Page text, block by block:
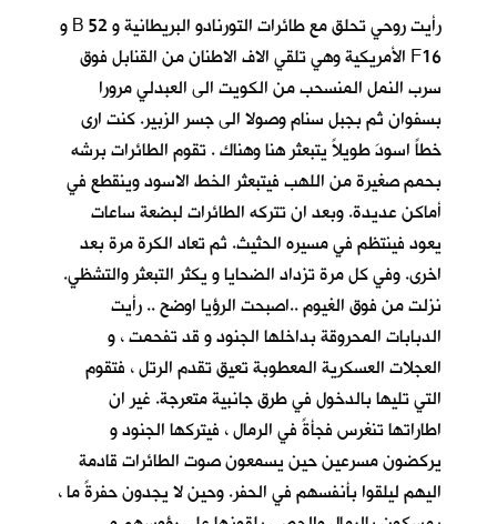
رأيت روحي تحلق مع طائرات التورنادو البريطانية و 52 B و
F16 الأمريكية وهي تلقي الاف الاطنان من القنابل فوق
سرب النمل المنسحب من الكويت الى العبدلي مرورا
بسفوان ثم بجبل سنام وصولا الى جسر الزبير. كنت ارى
خطاً اسودَ طويلاً يتبعثر هنا وهناك . تقوم الطائرات برشه
بحمم صغيرة من اللهب فيتبعثر الخط الاسود وينقطع في
أماكن عديدة. وبعد ان تتركه الطائرات لبضعة ساعات
يعود فينتظم في مسيره الحثيث. ثم تعاد الكرة مرة بعد
اخرى. وفي كل مرة تزداد الضحايا و يكثر التبعثر والتشظي.
نزلت من فوق الغيوم ..اصبحت الرؤيا اوضح .. رأيت
الدبابات المحروقة بداخلها الجنود و قد تفحمت ، و
العجلات العسكرية المعطوبة تعيق تقدم الرتل ، فتقوم
التي تليها بالدخول في طرق جانبية متعرجة. غير ان
اطاراتها تنغرس فجأةً في الرمال ، فيتركها الجنود و
يركضون مسرعين حين يسمعون صوت الطائرات قادمة
اليهم ليلقوا بأنفسهم في الحفر. وحين لا يجدون حفرةً ما ،